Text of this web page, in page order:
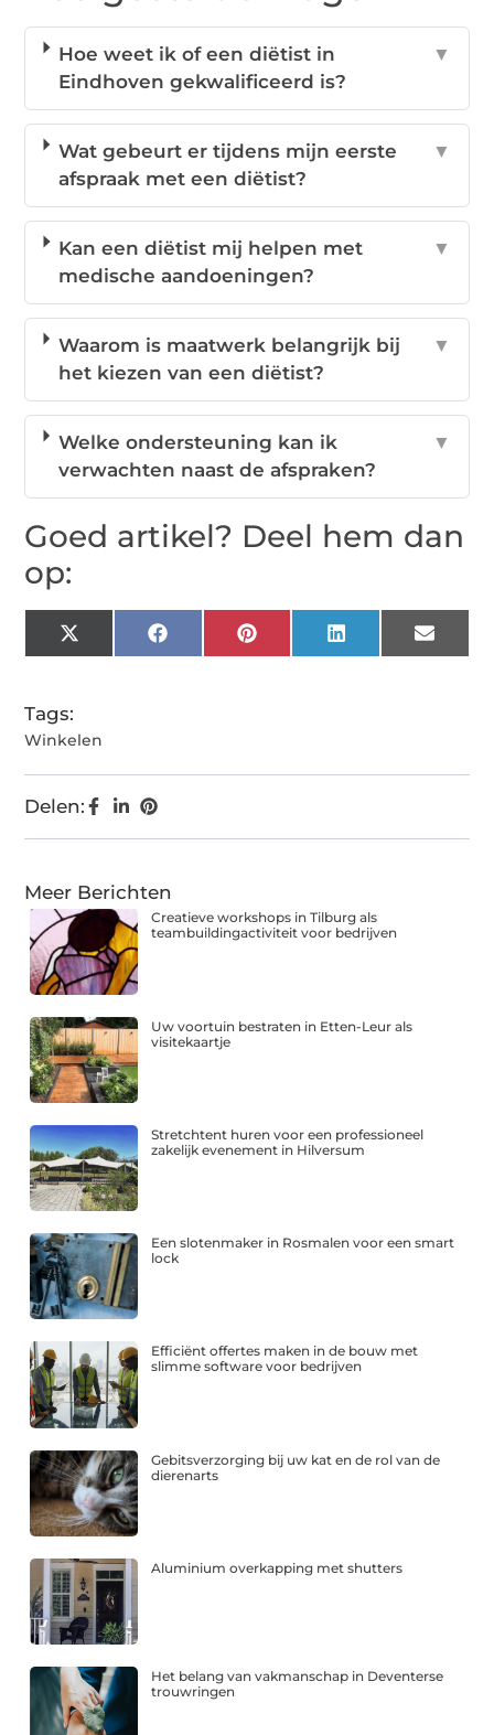
Hoe weet ik of een diëtist in
Eindhoven gekwalificeerd is?
▼
Wat gebeurt er tijdens mijn eerste
afspraak met een diëtist?
▼
Kan een diëtist mij helpen met
medische aandoeningen?
▼
Waarom is maatwerk belangrijk bij
het kiezen van een diëtist?
▼
Welke ondersteuning kan ik
verwachten naast de afspraken?
▼
Goed artikel? Deel hem dan
op:
X
(Twitter)
FacebookPinterestLinkedIn Email
Tags:
Winkelen
Delen:
Meer Berichten
Creatieve workshops in Tilburg als
teambuildingactiviteit voor bedrijven
Uw voortuin bestraten in Etten-Leur als
visitekaartje
Stretchtent huren voor een professioneel
zakelijk evenement in Hilversum
Een slotenmaker in Rosmalen voor een smart
lock
Efficiënt offertes maken in de bouw met
slimme software voor bedrijven
Gebitsverzorging bij uw kat en de rol van de
dierenarts
Aluminium overkapping met shutters
Het belang van vakmanschap in Deventerse
trouwringen